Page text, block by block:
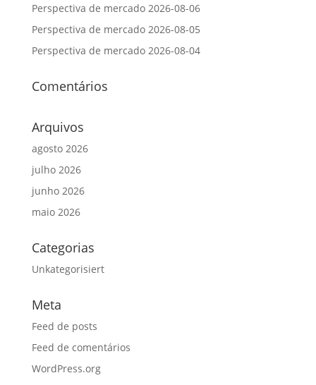
Perspectiva de mercado 2026-08-06
Perspectiva de mercado 2026-08-05
Perspectiva de mercado 2026-08-04
Comentários
Arquivos
agosto 2026
julho 2026
junho 2026
maio 2026
Categorias
Unkategorisiert
Meta
Feed de posts
Feed de comentários
WordPress.org